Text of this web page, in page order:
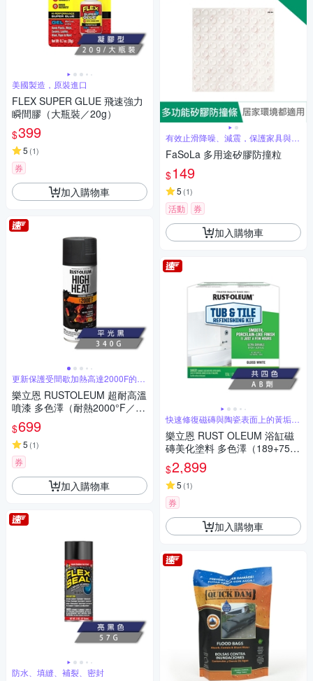
美國製造，原裝進口
FLEX SUPER GLUE 飛速強力
瞬間膠（大瓶裝／20g）
$399
5 (1)
券
加入購物車
更新保護受間歇加熱高達2000F的表
面
樂立恩 RUSTOLEUM 超耐高溫
噴漆 多色澤（耐熱2000°F／34
0g）
$699
5 (1)
券
加入購物車
防水、填縫、補裂、密封
有效止滑降噪、減震，保護家具與牆
面
FaSoLa 多用途矽膠防撞粒
$149
5 (1)
活動 券
加入購物車
快速修復磁磚與陶瓷表面上的黃垢、
色斑刮痕
樂立恩 RUST OLEUM 浴缸磁
磚美化塗料 多色澤（189+757
ml）
$2,899
5 (1)
券
加入購物車